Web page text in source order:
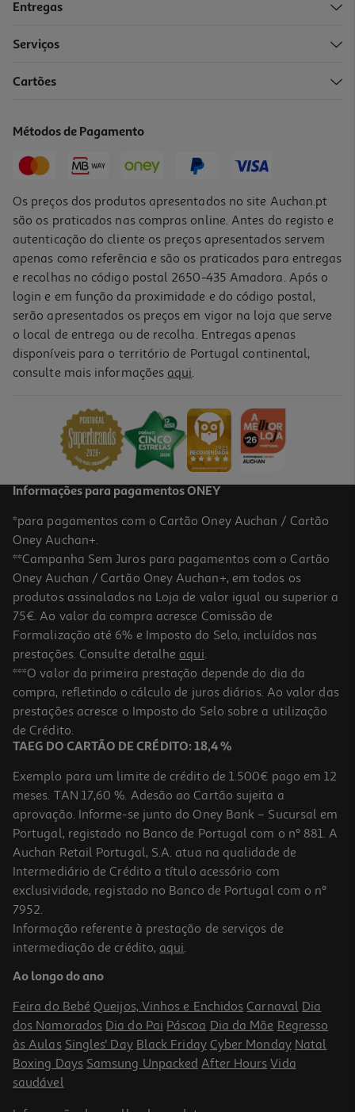
Espumante Freixenet Blanc De Blancs Bruto 0.75l
Espumante Vall De Juy Cava Brut 0.75 L
6.65 €/Lt
4,99 €
Espumante Rosé Freixenet Carta 0.75l
9.59 €/Lt
7,19 €
Entregas
Serviços
Cartões
Métodos de Pagamento
Os preços dos produtos apresentados no site Auchan.pt
são os praticados nas compras online. Antes do registo e
autenticação do cliente os preços apresentados servem
apenas como referência e são os praticados para entregas
e recolhas no código postal 2650-435 Amadora. Após o
login e em função da proximidade e do código postal,
serão apresentados os preços em vigor na loja que serve
o local de entrega ou de recolha. Entregas apenas
disponíveis para o território de Portugal continental,
consulte mais informações aqui.
Informações para pagamentos ONEY
*para pagamentos com o Cartão Oney Auchan / Cartão
Oney Auchan+.
**Campanha Sem Juros para pagamentos com o Cartão
Oney Auchan / Cartão Oney Auchan+, em todos os
produtos assinalados na Loja de valor igual ou superior a
75€. Ao valor da compra acresce Comissão de
Formalização até 6% e Imposto do Selo, incluídos nas
prestações. Consulte detalhe aqui.
***O valor da primeira prestação depende do dia da
compra, refletindo o cálculo de juros diários. Ao valor das
prestações acresce o Imposto do Selo sobre a utilização
de Crédito.
TAEG DO CARTÃO DE CRÉDITO: 18,4 %
Exemplo para um limite de crédito de 1.500€ pago em 12
meses. TAN 17,60 %. Adesão ao Cartão sujeita a
aprovação. Informe-se junto do Oney Bank – Sucursal em
Portugal, registado no Banco de Portugal com o nº 881. A
Auchan Retail Portugal, S.A. atua na qualidade de
Intermediário de Crédito a título acessório com
exclusividade, registado no Banco de Portugal com o nº
7952.
Informação referente à prestação de serviços de
intermediação de crédito, aqui.
Ao longo do ano
Feira do Bebé Queijos, Vinhos e Enchidos Carnaval Dia
dos Namorados Dia do Pai Páscoa Dia da Mãe Regresso
às Aulas Singles' Day Black Friday Cyber Monday Natal
Boxing Days Samsung Unpacked After Hours Vida
saudável